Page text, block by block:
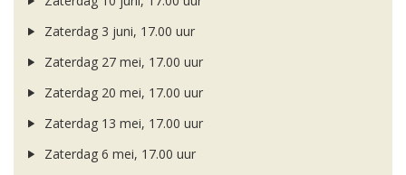
Zaterdag 3 juni, 17.00 uur
Zaterdag 27 mei, 17.00 uur
Zaterdag 20 mei, 17.00 uur
Zaterdag 13 mei, 17.00 uur
Zaterdag 6 mei, 17.00 uur